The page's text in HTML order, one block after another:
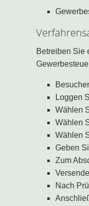
Betreiben Sie
Loggen
Wählen
Wählen
Wählen
Geben
Zum
Nach